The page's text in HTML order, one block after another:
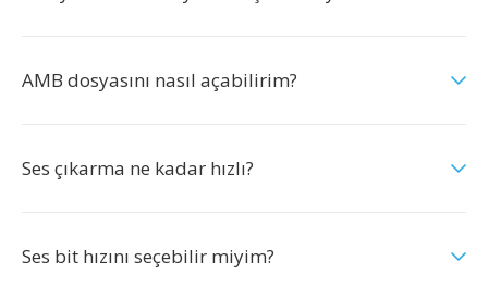
AMB dosyasını nasıl açabilirim?
Ses çıkarma ne kadar hızlı?
Ses bit hızını seçebilir miyim?